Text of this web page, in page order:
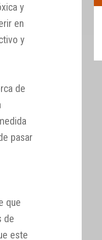
y
en
y
de
pasar
que
de
este